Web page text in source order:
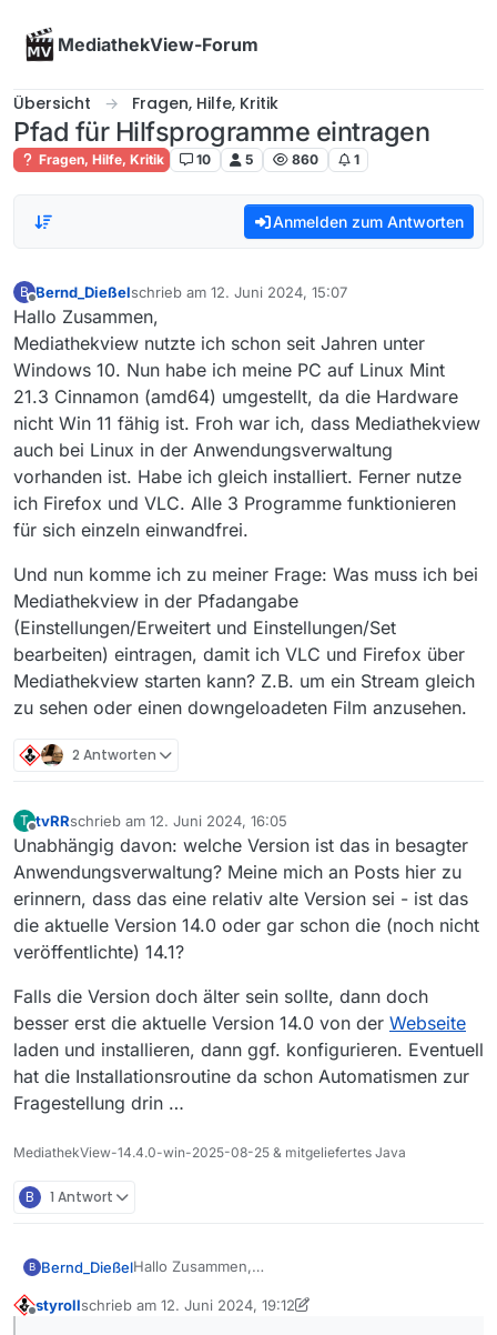
MediathekView-Forum
Übersicht Fragen, Hilfe, Kritik
Pfad für Hilfsprogramme eintragen
Fragen, Hilfe, Kritik 10 5 860 1
Anmelden zum Antworten
B
Offline
Bernd_Dießelschrieb am 12. Juni 2024, 15:07
zuletzt editiert von
Hallo Zusammen,
Mediathekview nutzte ich schon seit Jahren unter
Windows 10. Nun habe ich meine PC auf Linux Mint
21.3 Cinnamon (amd64) umgestellt, da die Hardware
nicht Win 11 fähig ist. Froh war ich, dass Mediathekview
auch bei Linux in der Anwendungsverwaltung
vorhanden ist. Habe ich gleich installiert. Ferner nutze
ich Firefox und VLC. Alle 3 Programme funktionieren
für sich einzeln einwandfrei.
Und nun komme ich zu meiner Frage: Was muss ich bei
Mediathekview in der Pfadangabe
(Einstellungen/Erweitert und Einstellungen/Set
bearbeiten) eintragen, damit ich VLC und Firefox über
Mediathekview starten kann? Z.B. um ein Stream gleich
zu sehen oder einen downgeloadeten Film anzusehen.
2 Antworten
T
Offline
tvRRschrieb am 12. Juni 2024, 16:05
zuletzt editiert von
Unabhängig davon: welche Version ist das in besagter
Anwendungsverwaltung? Meine mich an Posts hier zu
erinnern, dass das eine relativ alte Version sei - ist das
die aktuelle Version 14.0 oder gar schon die (noch nicht
veröffentlichte) 14.1?
Falls die Version doch älter sein sollte, dann doch
besser erst die aktuelle Version 14.0 von der Webseite
laden und installieren, dann ggf. konfigurieren. Eventuell
hat die Installationsroutine da schon Automatismen zur
Fragestellung drin …
MediathekView-14.4.0-win-2025-08-25 & mitgeliefertes Java
B 1 Antwort
B Bernd_DießelHallo Zusammen,
unter Windows 10. Nun habe ich meine PC auf
Und nun komme ich zu meiner Frage: Was muss
styrollschrieb am 12. Juni 2024, 19:12
zuletzt editiert von styroll 6. Dez. 2024, 21:24